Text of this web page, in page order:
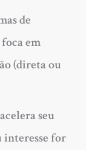
de
em
(direta ou
seu
interesse for